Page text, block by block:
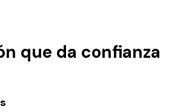
que da confianza